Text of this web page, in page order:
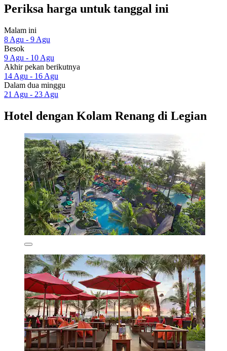
Periksa harga untuk tanggal ini
Malam ini
8 Agu - 9 Agu
Besok
9 Agu - 10 Agu
Akhir pekan berikutnya
14 Agu - 16 Agu
Dalam dua minggu
21 Agu - 23 Agu
Hotel dengan Kolam Renang di Legian